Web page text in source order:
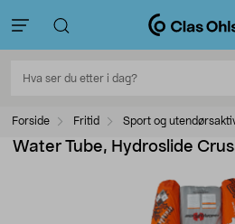
Forside Fritid Sport og
Water Tube, Hydroslide